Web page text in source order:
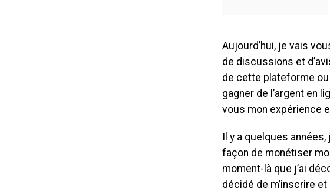
Aujourd’hui, je vais
de discussions et
de cette plateforme
gagner de l’argent en
vous mon expérience
Il y a quelques
façon de monétiser
moment-là que j’ai
décidé de m’inscrire